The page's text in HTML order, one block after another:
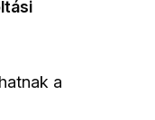
a